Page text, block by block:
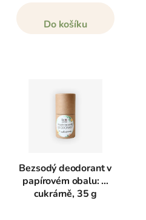
Do košíku
Bezsodý deodorant v
papírovém obalu: V
cukrárně, 35 g